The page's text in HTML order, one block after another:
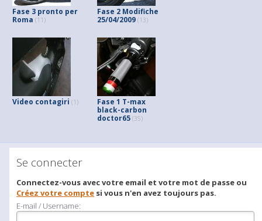
Fase 3 pronto per
Roma (11)
Fase 2 Modifiche
25/04/2009 (13)
Video contagiri (1)
Fase 1 T-max
black-carbon
doctor65 (35)
Se connecter
Connectez-vous avec votre email et votre mot de passe ou
Créez votre compte si vous n'en avez toujours pas.
E-mail / Username: